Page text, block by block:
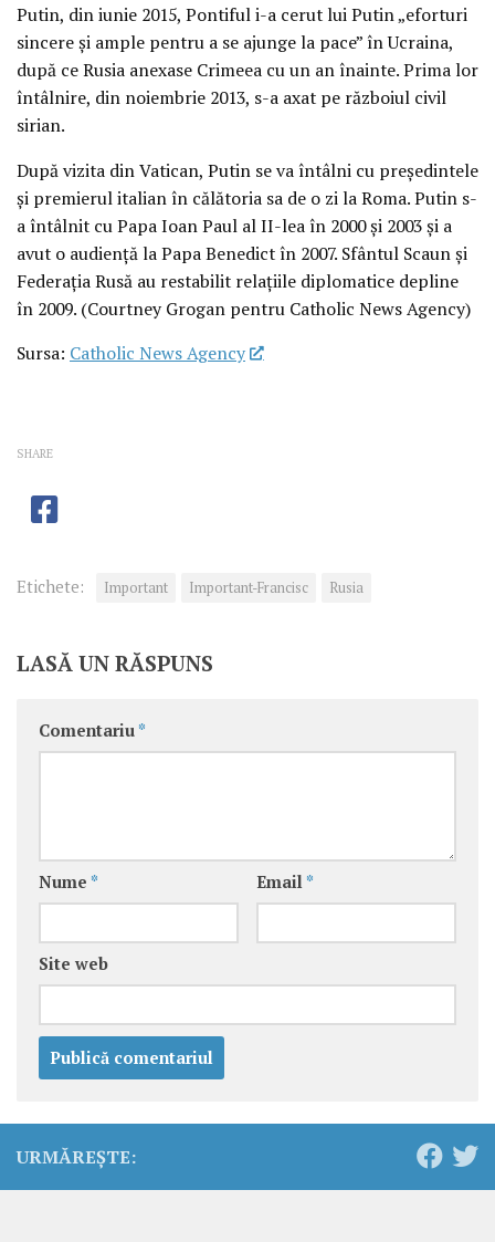
Putin, din iunie 2015, Pontiful i-a cerut lui Putin „eforturi
sincere și ample pentru a se ajunge la pace” în Ucraina,
după ce Rusia anexase Crimeea cu un an înainte. Prima lor
întâlnire, din noiembrie 2013, s-a axat pe războiul civil
sirian.
După vizita din Vatican, Putin se va întâlni cu președintele
și premierul italian în călătoria sa de o zi la Roma. Putin s-
a întâlnit cu Papa Ioan Paul al II-lea în 2000 și 2003 și a
avut o audiență la Papa Benedict în 2007. Sfântul Scaun și
Federația Rusă au restabilit relațiile diplomatice depline
în 2009. (Courtney Grogan pentru Catholic News Agency)
Sursa: Catholic News Agency
SHARE
Etichete: Important Important-Francisc Rusia
LASĂ UN RĂSPUNS
Comentariu *
Nume * Email *
Site web
URMĂREȘTE: